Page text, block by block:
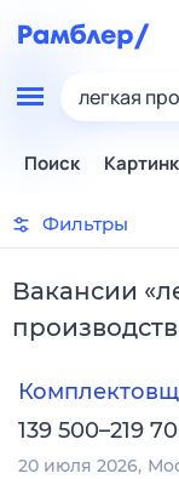
легкая
Поиск
Фильтры
Вакансии «
139 500–219
20 июля 2026